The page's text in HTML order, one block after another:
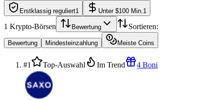
Erstklassig reguliert1 Unter $100 Min. 1
1 Krypto-Börsen Bewertung Sortieren:
Bewertung Mindesteinzahlung Meiste Coins
#1 Top-Auswahl Im Trend 4 Boni